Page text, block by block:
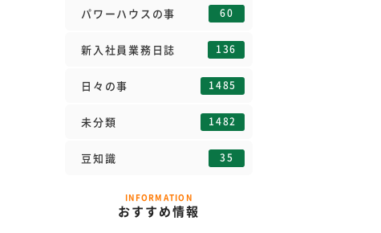
パワーハウスの事 60
新入社員業務日誌 136
日々の事 1485
未分類 1482
豆知識 35
INFORMATION
おすすめ情報